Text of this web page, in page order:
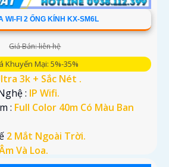
WI-FI 2 ỐNG KÍNH KX-SM6L
Giá Bán: liên hệ
Khuyến Mại: 5%-35%
3k + Sắc Nét .
: IP Wifi.
: Full Color 40m Có Màu Ban
2 Mắt Ngoài Trời.
Và Loa.